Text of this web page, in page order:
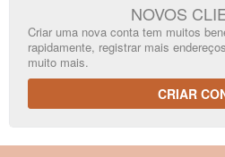
NOVOS
Criar uma nova conta tem muitos
rapidamente, registrar mais
muito mais.
CRIAR